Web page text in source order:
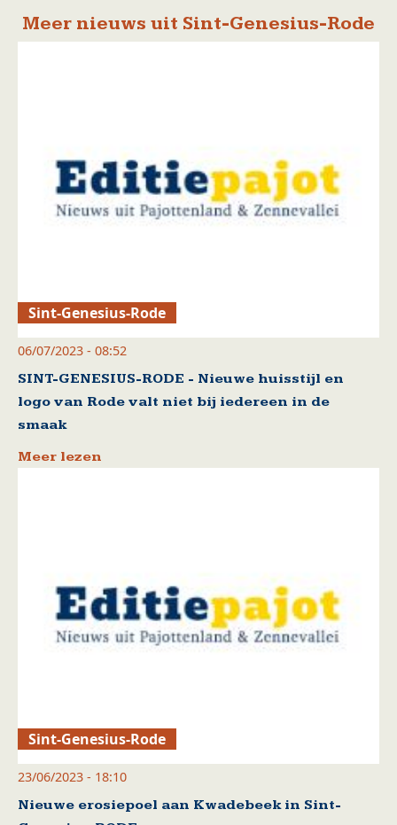
Meer nieuws uit Sint-Genesius-Rode
Sint-Genesius-Rode
06/07/2023 - 08:52
SINT-GENESIUS-RODE - Nieuwe huisstijl en
logo van Rode valt niet bij iedereen in de
smaak
Meer lezen
Sint-Genesius-Rode
23/06/2023 - 18:10
Nieuwe erosiepoel aan Kwadebeek in Sint-